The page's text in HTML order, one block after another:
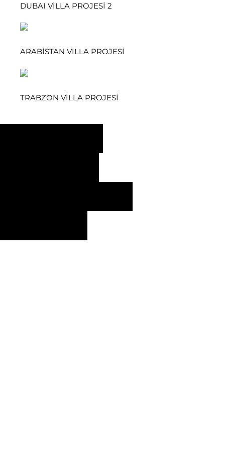
DUBAI VİLLA PROJESİ 2
ARABİSTAN VİLLA PROJESİ
TRABZON VİLLA PROJESİ